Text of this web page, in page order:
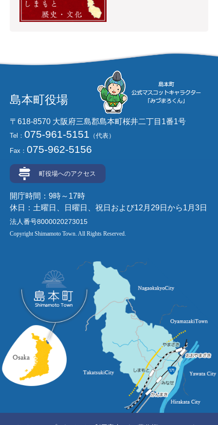
島本町役場
〒618-8570 大阪府三島郡島本町桜井二丁目1番1号
Tel： 075-961-5151 （代表）
Fax： 075-962-5156
町役場へのアクセス
開庁時間：9時～17時
休日：土曜日、日曜日、祝日および12月29日から1月3日
法人番号8000020273015
Copyright Shimamoto Town. All Rights Reserved.